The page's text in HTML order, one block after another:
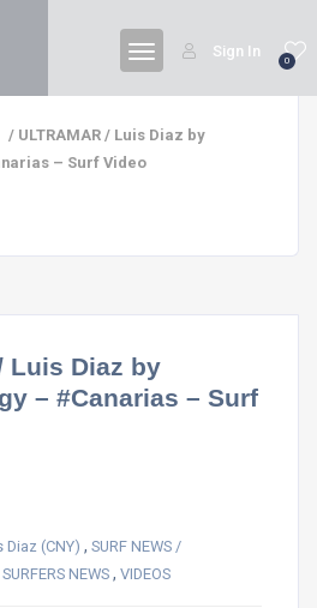
0
Sign In
/ ULTRAMAR / Luis Diaz by
– Surf Video
Luis Diaz by
– #Canarias – Surf
Diaz (CNY) , SURF NEWS /
SURFERS NEWS , VIDEOS